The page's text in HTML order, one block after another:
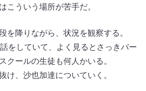
こういう場所が苦手だ。
を降りながら、状況を観察する。
をしていて、よく見るとさっきバー
クールの生徒も何人かいる。
け、沙也加達についていく。